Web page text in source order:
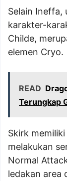
Selain Ineffa,
karakter-
Childe,
elemen Cryo.
READ
Terungkap
Skirk
melakukan
Normal
ledakan area